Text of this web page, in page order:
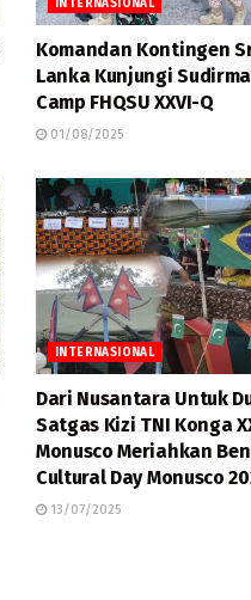
INTERNASIONAL
Komandan Kontingen
Lanka Kunjungi
Camp FHQSU XXVI-Q
01/08/2025
INTERNASIONAL
Dari Nusantara Untuk
Satgas Kizi TNI Konga
Monusco Meriahkan
Cultural Day Monusco
13/07/2025